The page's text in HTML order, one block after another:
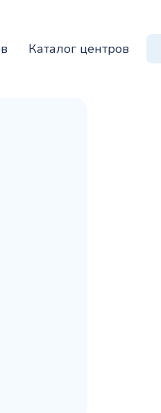
Каталог центров